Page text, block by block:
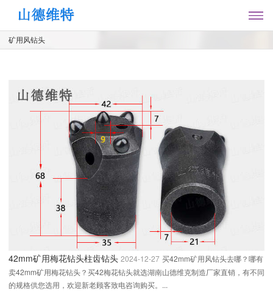
矿用风钻头
42mm矿用梅花钻头柱齿钻头 2024-12-27 买42mm矿用风钻头去哪？哪有
卖42mm矿用梅花钻头？买42梅花钻头就选湖南山德维克制造厂家直销，有不同
的规格供您选用，欢迎新老顾客致电咨询购买。...